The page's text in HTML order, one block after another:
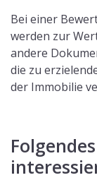
Bei einer
werden zur
andere
die zu
der Immobilie